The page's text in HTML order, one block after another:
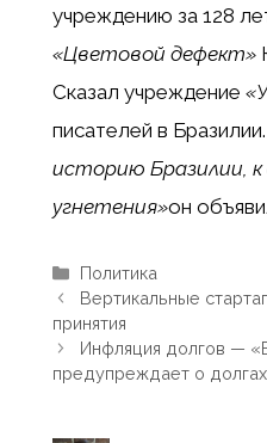
учреждению за 128
«Цветовой дефект»
Сказал учреждение
писателей в Бразилии.
историю Бразилии,
угнетения»он
Рубрики
Политика
Вертикальные
принятия
Инфляция долгов —
предупреждает о